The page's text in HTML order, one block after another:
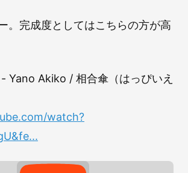
。完成度としてはこちらの方が高
Yano Akiko / 相合傘（はっぴいえ
watch?